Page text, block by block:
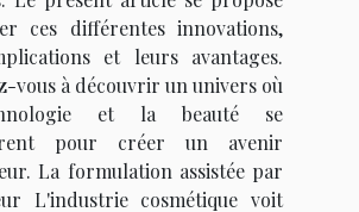
ces différentes innovations,
et leurs avantages.
vous à découvrir un univers où
et la beauté se
pour créer un avenir
La formulation assistée par
L'industrie cosmétique voit